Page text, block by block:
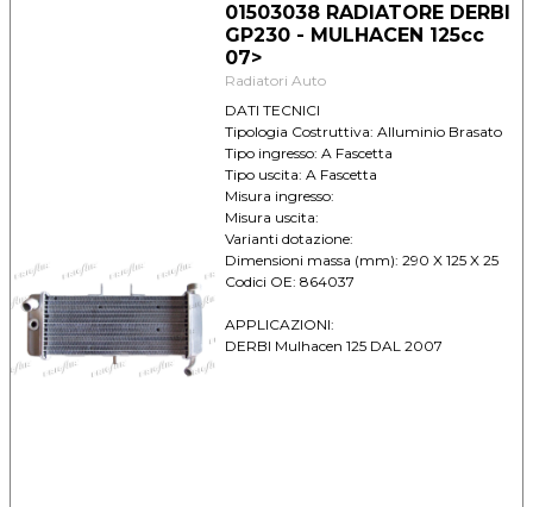
01503038 RADIATORE DERBI
GP230 - MULHACEN 125cc
07>
Radiatori Auto
DATI TECNICI
Tipologia Costruttiva: Alluminio Brasato
Tipo ingresso: A Fascetta
Tipo uscita: A Fascetta
Misura ingresso:
Misura uscita:
Varianti dotazione:
Dimensioni massa (mm): 290 X 125 X 25
Codici OE: 864037
APPLICAZIONI:
DERBI Mulhacen 125 DAL 2007